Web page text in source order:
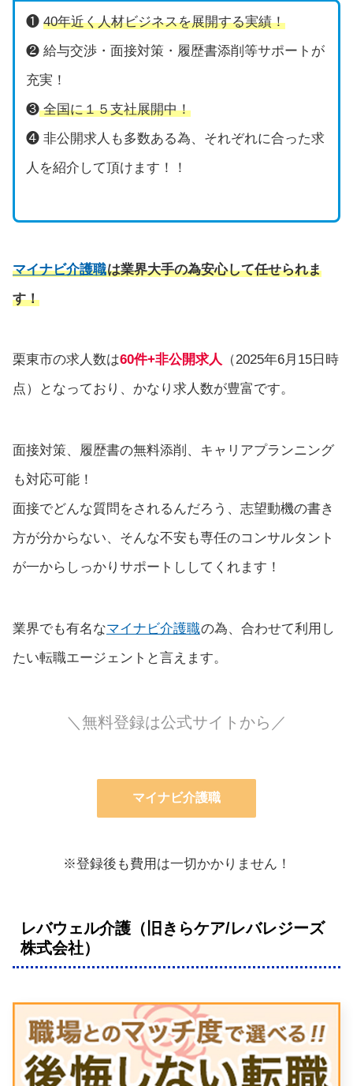
❶ 40年近く人材ビジネスを展開する実績！
❷ 給与交渉・面接対策・履歴書添削等サポートが
充実！
❸全国に１５支社展開中！
❹ 非公開求人も多数ある為、それぞれに合った求
人を紹介して頂けます！！
マイナビ介護職は業界大手の為安心して任せられま
す！
栗東市の求人数は60件+非公開求人 （2025年6月15日時
点）となっており、かなり求人数が豊富です。
面接対策、履歴書の無料添削、キャリアプランニング
も対応可能！
面接でどんな質問をされるんだろう、志望動機の書き
方が分からない、そんな不安も専任のコンサルタント
が一からしっかりサポートししてくれます！
業界でも有名なマイナビ介護職の為、合わせて利用し
たい転職エージェントと言えます。
＼無料登録は公式サイトから／
マイナビ介護職
※登録後も費用は一切かかりません！
レバウェル介護（旧きらケア/レバレジーズ
株式会社）